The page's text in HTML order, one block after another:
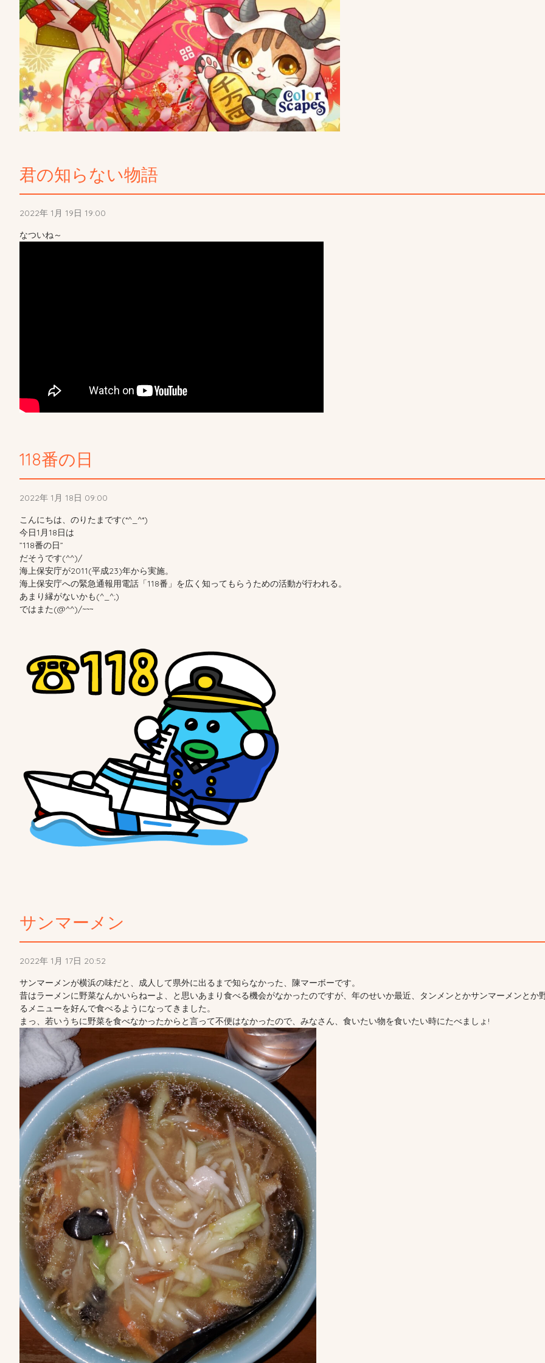
君の知らない物語
2022年 1月 19日 19:00
なついね～
118番の日
2022年 1月 18日 09:00
こんにちは、のりたまです(*^_^*)
今日1月18日は
”118番の日”
だそうです(^^)/
海上保安庁が2011(平成23)年から実施。
海上保安庁への緊急通報用電話「118番」を広く知ってもらうための活動が行われる。
あまり縁がないかも(^_^;)
ではまた(@^^)/~~~
サンマーメン
2022年 1月 17日 20:52
サンマーメンが横浜の味だと、成人して県外に出るまで知らなかった、陳マーボーです。
昔はラーメンに野菜なんかいらねーよ、と思いあまり食べる機会がなかったのですが、年のせいか最近、タンメンとかサンマーメンとか
るメニューを好んで食べるようになってきました。
まっ、若いうちに野菜を食べなかったからと言って不便はなかったので、みなさん、食いたい物を食いたい時にたべましょ!